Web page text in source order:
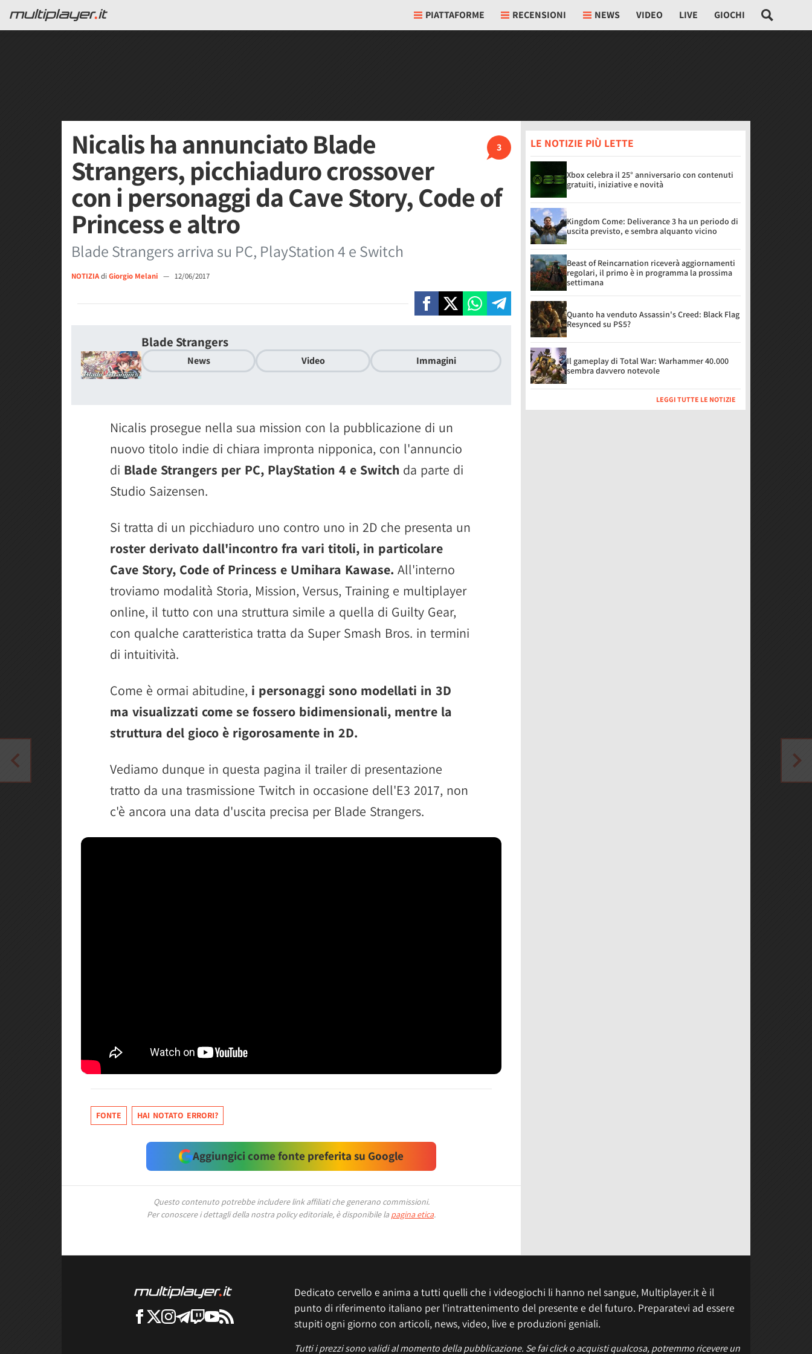
PIATTAFORME RECENSIONI NEWS VIDEO LIVE GIOCHI
3
Nicalis ha annunciato Blade
Strangers, picchiaduro crossover
con i personaggi da Cave Story, Code of
Princess e altro
Blade Strangers arriva su PC, PlayStation 4 e Switch
NOTIZIAdi Giorgio Melani — 12/06/2017
Blade Strangers
News Video Immagini
Nicalis prosegue nella sua mission con la pubblicazione di un
nuovo titolo indie di chiara impronta nipponica, con l'annuncio
di Blade Strangers per PC, PlayStation 4 e Switch da parte di
Studio Saizensen.
Si tratta di un picchiaduro uno contro uno in 2D che presenta un
roster derivato dall'incontro fra vari titoli, in particolare
Cave Story, Code of Princess e Umihara Kawase. All'interno
troviamo modalità Storia, Mission, Versus, Training e multiplayer
online, il tutto con una struttura simile a quella di Guilty Gear,
con qualche caratteristica tratta da Super Smash Bros. in termini
di intuitività.
Come è ormai abitudine, i personaggi sono modellati in 3D
ma visualizzati come se fossero bidimensionali, mentre la
struttura del gioco è rigorosamente in 2D.
Vediamo dunque in questa pagina il trailer di presentazione
tratto da una trasmissione Twitch in occasione dell'E3 2017, non
c'è ancora una data d'uscita precisa per Blade Strangers.
FONTE HAI NOTATO ERRORI?
Aggiungici come fonte preferita su Google
Questo contenuto potrebbe includere link affiliati che generano commissioni.
Per conoscere i dettagli della nostra policy editoriale, è disponibile la pagina etica.
LE NOTIZIE PIÙ LETTE
Xbox celebra il 25° anniversario con contenuti
gratuiti, iniziative e novità
Kingdom Come: Deliverance 3 ha un periodo di
uscita previsto, e sembra alquanto vicino
Beast of Reincarnation riceverà aggiornamenti
regolari, il primo è in programma la prossima
settimana
Quanto ha venduto Assassin's Creed: Black Flag
Resynced su PS5?
Il gameplay di Total War: Warhammer 40.000
sembra davvero notevole
LEGGI TUTTE LE NOTIZIE
Dedicato cervello e anima a tutti quelli che i videogiochi li hanno nel sangue, Multiplayer.it è il
punto di riferimento italiano per l'intrattenimento del presente e del futuro. Preparatevi ad essere
stupiti ogni giorno con articoli, news, video, live e produzioni geniali.
Tutti i prezzi sono validi al momento della pubblicazione. Se fai click o acquisti qualcosa, potremmo ricevere un